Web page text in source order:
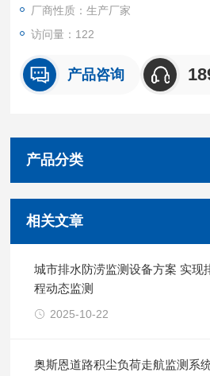
厂商性质：生产厂家
访问量：122
产品咨询
产品分类
相关文章
城市排水防涝监测设备方案 实现
程动态监测
2025-10-22
奥斯恩道路积尘负荷走航监测系